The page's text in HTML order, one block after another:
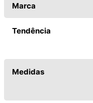
Marca
Tendência
Medidas